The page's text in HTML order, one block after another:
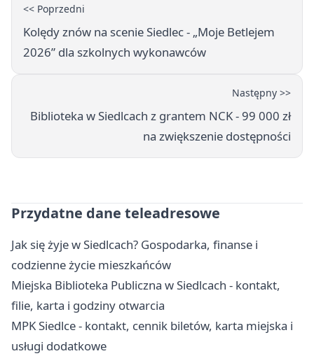
<< Poprzedni
Kolędy znów na scenie Siedlec - „Moje Betlejem
2026” dla szkolnych wykonawców
Następny >>
Biblioteka w Siedlcach z grantem NCK - 99 000 zł
na zwiększenie dostępności
Przydatne dane teleadresowe
Jak się żyje w Siedlcach? Gospodarka, finanse i
codzienne życie mieszkańców
Miejska Biblioteka Publiczna w Siedlcach - kontakt,
filie, karta i godziny otwarcia
MPK Siedlce - kontakt, cennik biletów, karta miejska i
usługi dodatkowe